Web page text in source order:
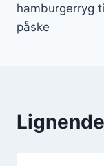
hamburgerryg
påske